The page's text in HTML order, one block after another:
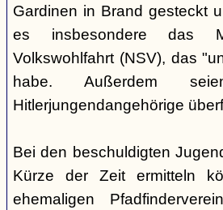
Gardinen in Brand gesteckt
es insbesondere das
Volkswohlfahrt (NSV), das
habe. Außerdem
Hitlerjungendangehörige
Bei den beschuldigten
Kürze der Zeit ermitteln
ehemaligen